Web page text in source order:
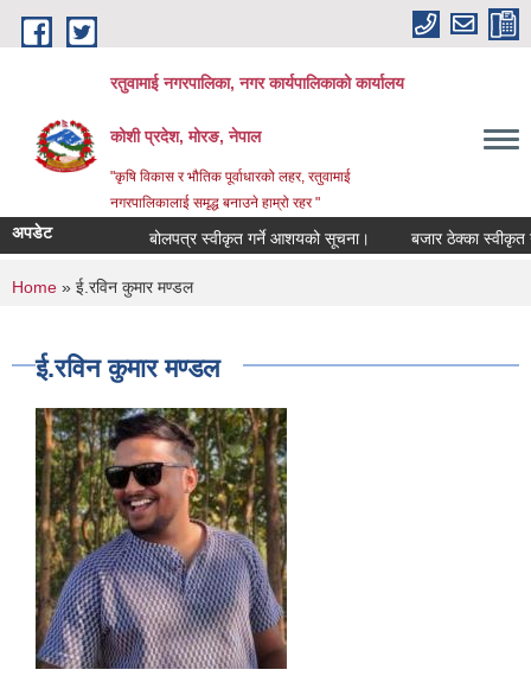
Skip to main content
रतुवामाई नगरपालिका, नगर कार्यपालिकाको कार्यालय
कोशी प्रदेश, मोरङ, नेपाल
"कृषि विकास र भौतिक पूर्वाधारको लहर, रतुवामाई
नगरपालिकालाई समृद्ध बनाउने हाम्रो रहर "
अपडेट बोलपत्र स्वीकृत गर्ने आशयको सूचना। बजार ठेक्का स्वीकृत
You are here
Home » ई.रविन कुमार मण्डल
ई.रविन कुमार मण्डल